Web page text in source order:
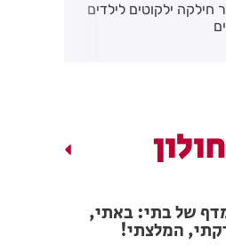
כתב אישום כנגד 3 קטינים בגין ביצוע
של בתי: באתי,
המלצתי!